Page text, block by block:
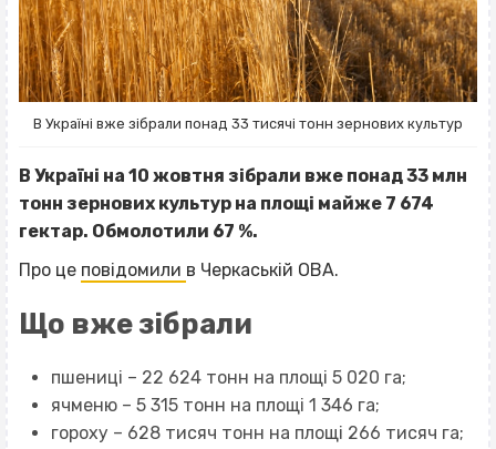
В Україні вже зібрали понад 33 тисячі тонн зернових культур
В Україні на 10 жовтня зібрали вже понад 33 млн
тонн зернових культур на площі майже 7 674
гектар. Обмолотили 67 %.
Про це повідомили в Черкаській ОВА.
Що вже зібрали
пшениці – 22 624 тонн на площі 5 020 га;
ячменю – 5 315 тонн на площі 1 346 га;
гороху – 628 тисяч тонн на площі 266 тисяч га;